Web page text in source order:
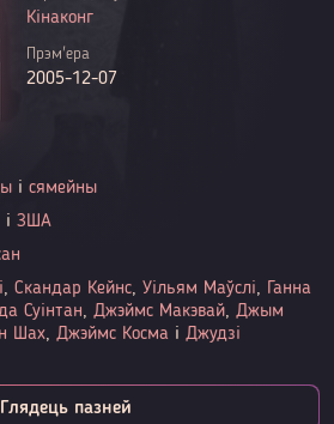
Кінаконг
Прэм'ера
2005-12-07
і сямейны
і ЗША
, Скандар Кейнс, Уільям Маўслі, Ганна
Суінтан, Джэймс Макэвай, Джым
Шах, Джэймс Косма і Джудзі
Глядець пазней